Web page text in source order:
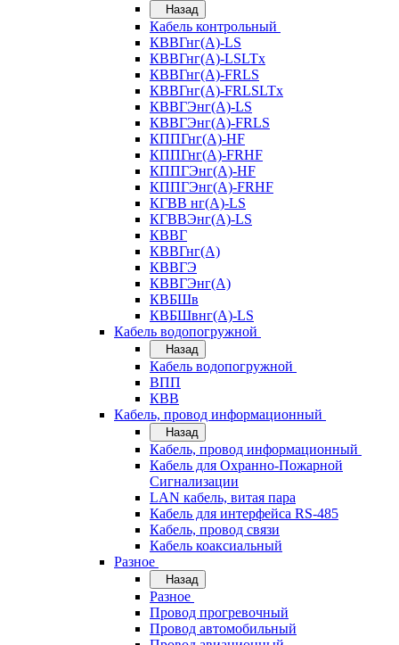
Назад
Кабель контрольный
КВВГнг(А)-LS
КВВГнг(А)-LSLTx
КВВГнг(А)-FRLS
КВВГнг(А)-FRLSLTx
КВВГЭнг(А)-LS
КВВГЭнг(А)-FRLS
КППГнг(А)-HF
КППГнг(А)-FRHF
КППГЭнг(А)-HF
КППГЭнг(А)-FRHF
КГВВ нг(А)-LS
КГВВЭнг(А)-LS
КВВГ
КВВГнг(А)
КВВГЭ
КВВГЭнг(А)
КВБШв
КВБШвнг(А)-LS
Кабель водопогружной
Назад
Кабель водопогружной
ВПП
КВВ
Кабель, провод информационный
Назад
Кабель, провод информационный
Кабель для Охранно-Пожарной
Сигнализации
LAN кабель, витая пара
Кабель для интерфейса RS-485
Кабель, провод связи
Кабель коаксиальный
Разное
Назад
Разное
Провод прогревочный
Провод автомобильный